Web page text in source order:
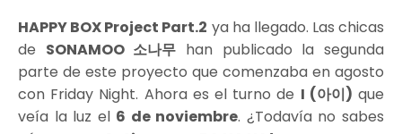
HAPPY BOX Project Part.2 ya ha llegado. Las chicas
de SONAMOO 소나무 han publicado la segunda
parte de este proyecto que comenzaba en agosto
con Friday Night. Ahora es el turno de I (아이) que
veía la luz el 6 de noviembre. ¿Todavía no sabes